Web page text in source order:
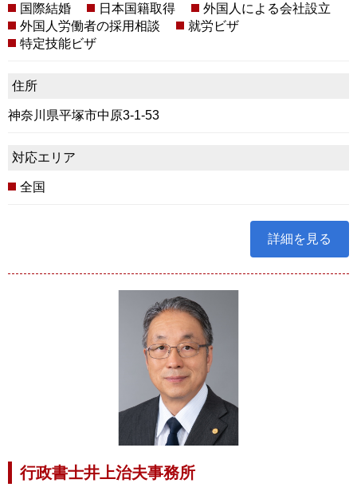
国際結婚
日本国籍取得
外国人による会社設立
外国人労働者の採用相談
就労ビザ
特定技能ビザ
住所
神奈川県平塚市中原3-1-53
対応エリア
全国
詳細を見る
行政書士井上治夫事務所